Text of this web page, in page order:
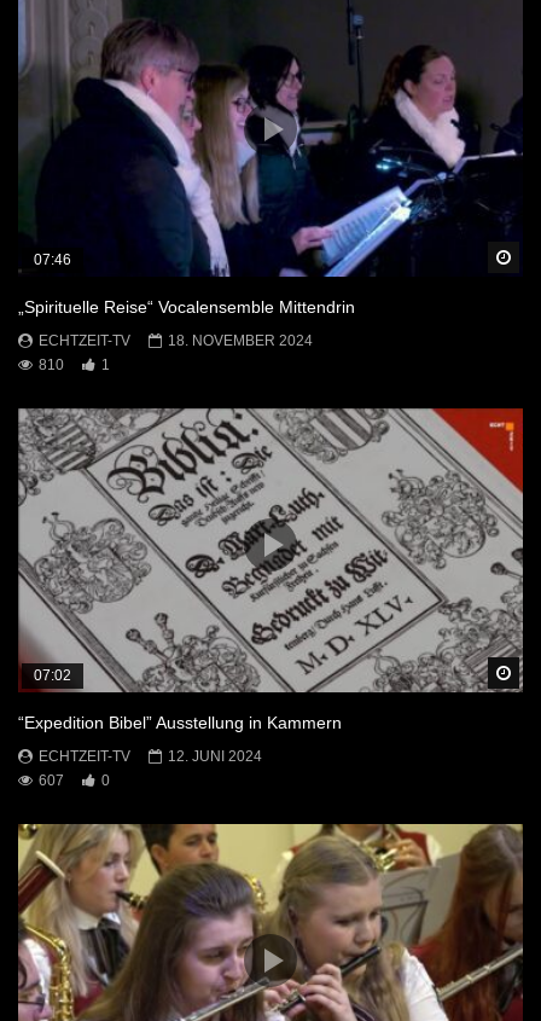
07:46
„Spirituelle Reise“ Vocalensemble Mittendrin
ECHTZEIT-TV
18. NOVEMBER 2024
810
1
07:02
“Expedition Bibel” Ausstellung in Kammern
ECHTZEIT-TV
12. JUNI 2024
607
0